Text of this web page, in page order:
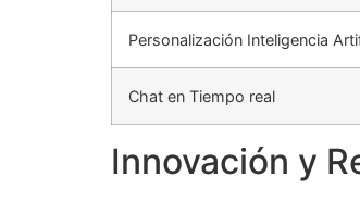
Personalización Inteligencia
Chat en Tiempo real
Innovación y